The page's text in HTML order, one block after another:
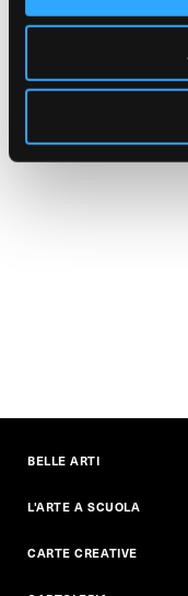
BELLE ARTI
L'ARTE A SCUOLA
CARTE CREATIVE